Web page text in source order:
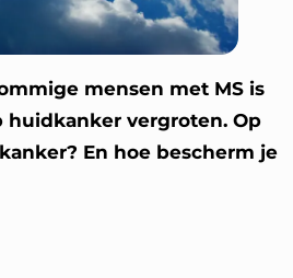
mensen met MS is
huidkanker vergroten. Op
En hoe bescherm je